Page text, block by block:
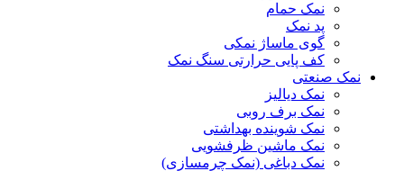
نمک حمام
پد نمک
گوی ماساژ نمکی
کف پایی حرارتی سنگ نمک
نمک صنعتی
نمک دیالیز
نمک برف روبی
نمک شوینده بهداشتی
نمک ماشین ظرفشویی
نمک دباغی (نمک چرمسازی)